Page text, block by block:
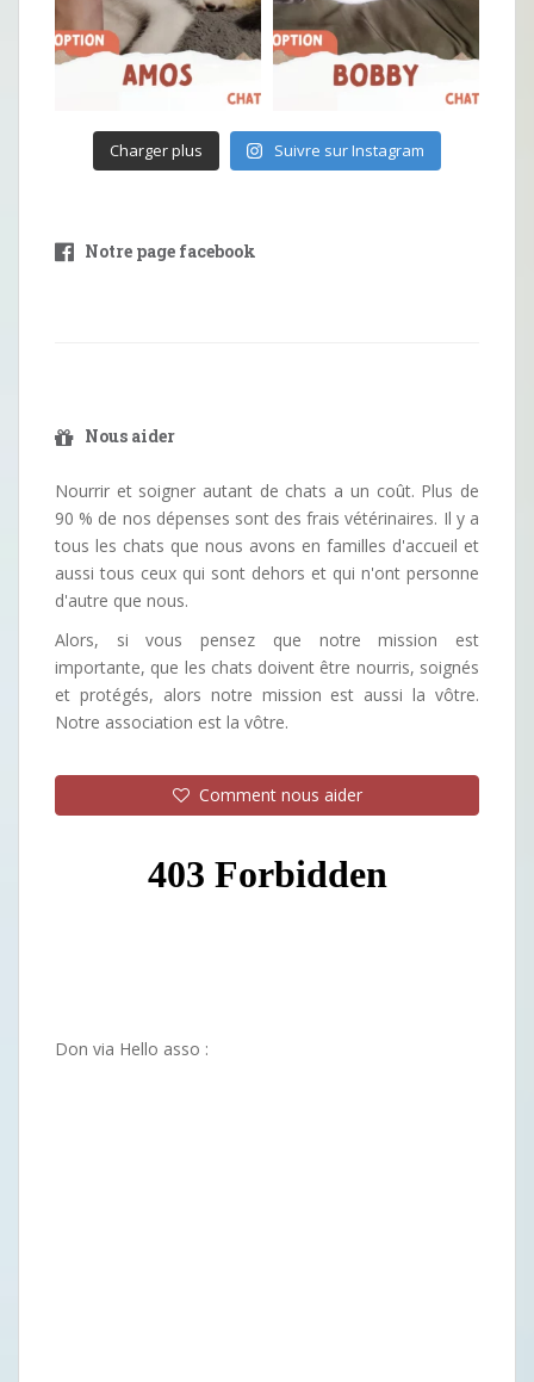
Charger plus Suivre sur Instagram
Notre page facebook
Nous aider
Nourrir et soigner autant de chats a un coût. Plus de
90 % de nos dépenses sont des frais vétérinaires. Il y a
tous les chats que nous avons en familles d'accueil et
aussi tous ceux qui sont dehors et qui n'ont personne
d'autre que nous.
Alors, si vous pensez que notre mission est
importante, que les chats doivent être nourris, soignés
et protégés, alors notre mission est aussi la vôtre.
Notre association est la vôtre.
Comment nous aider
Don via Hello asso :